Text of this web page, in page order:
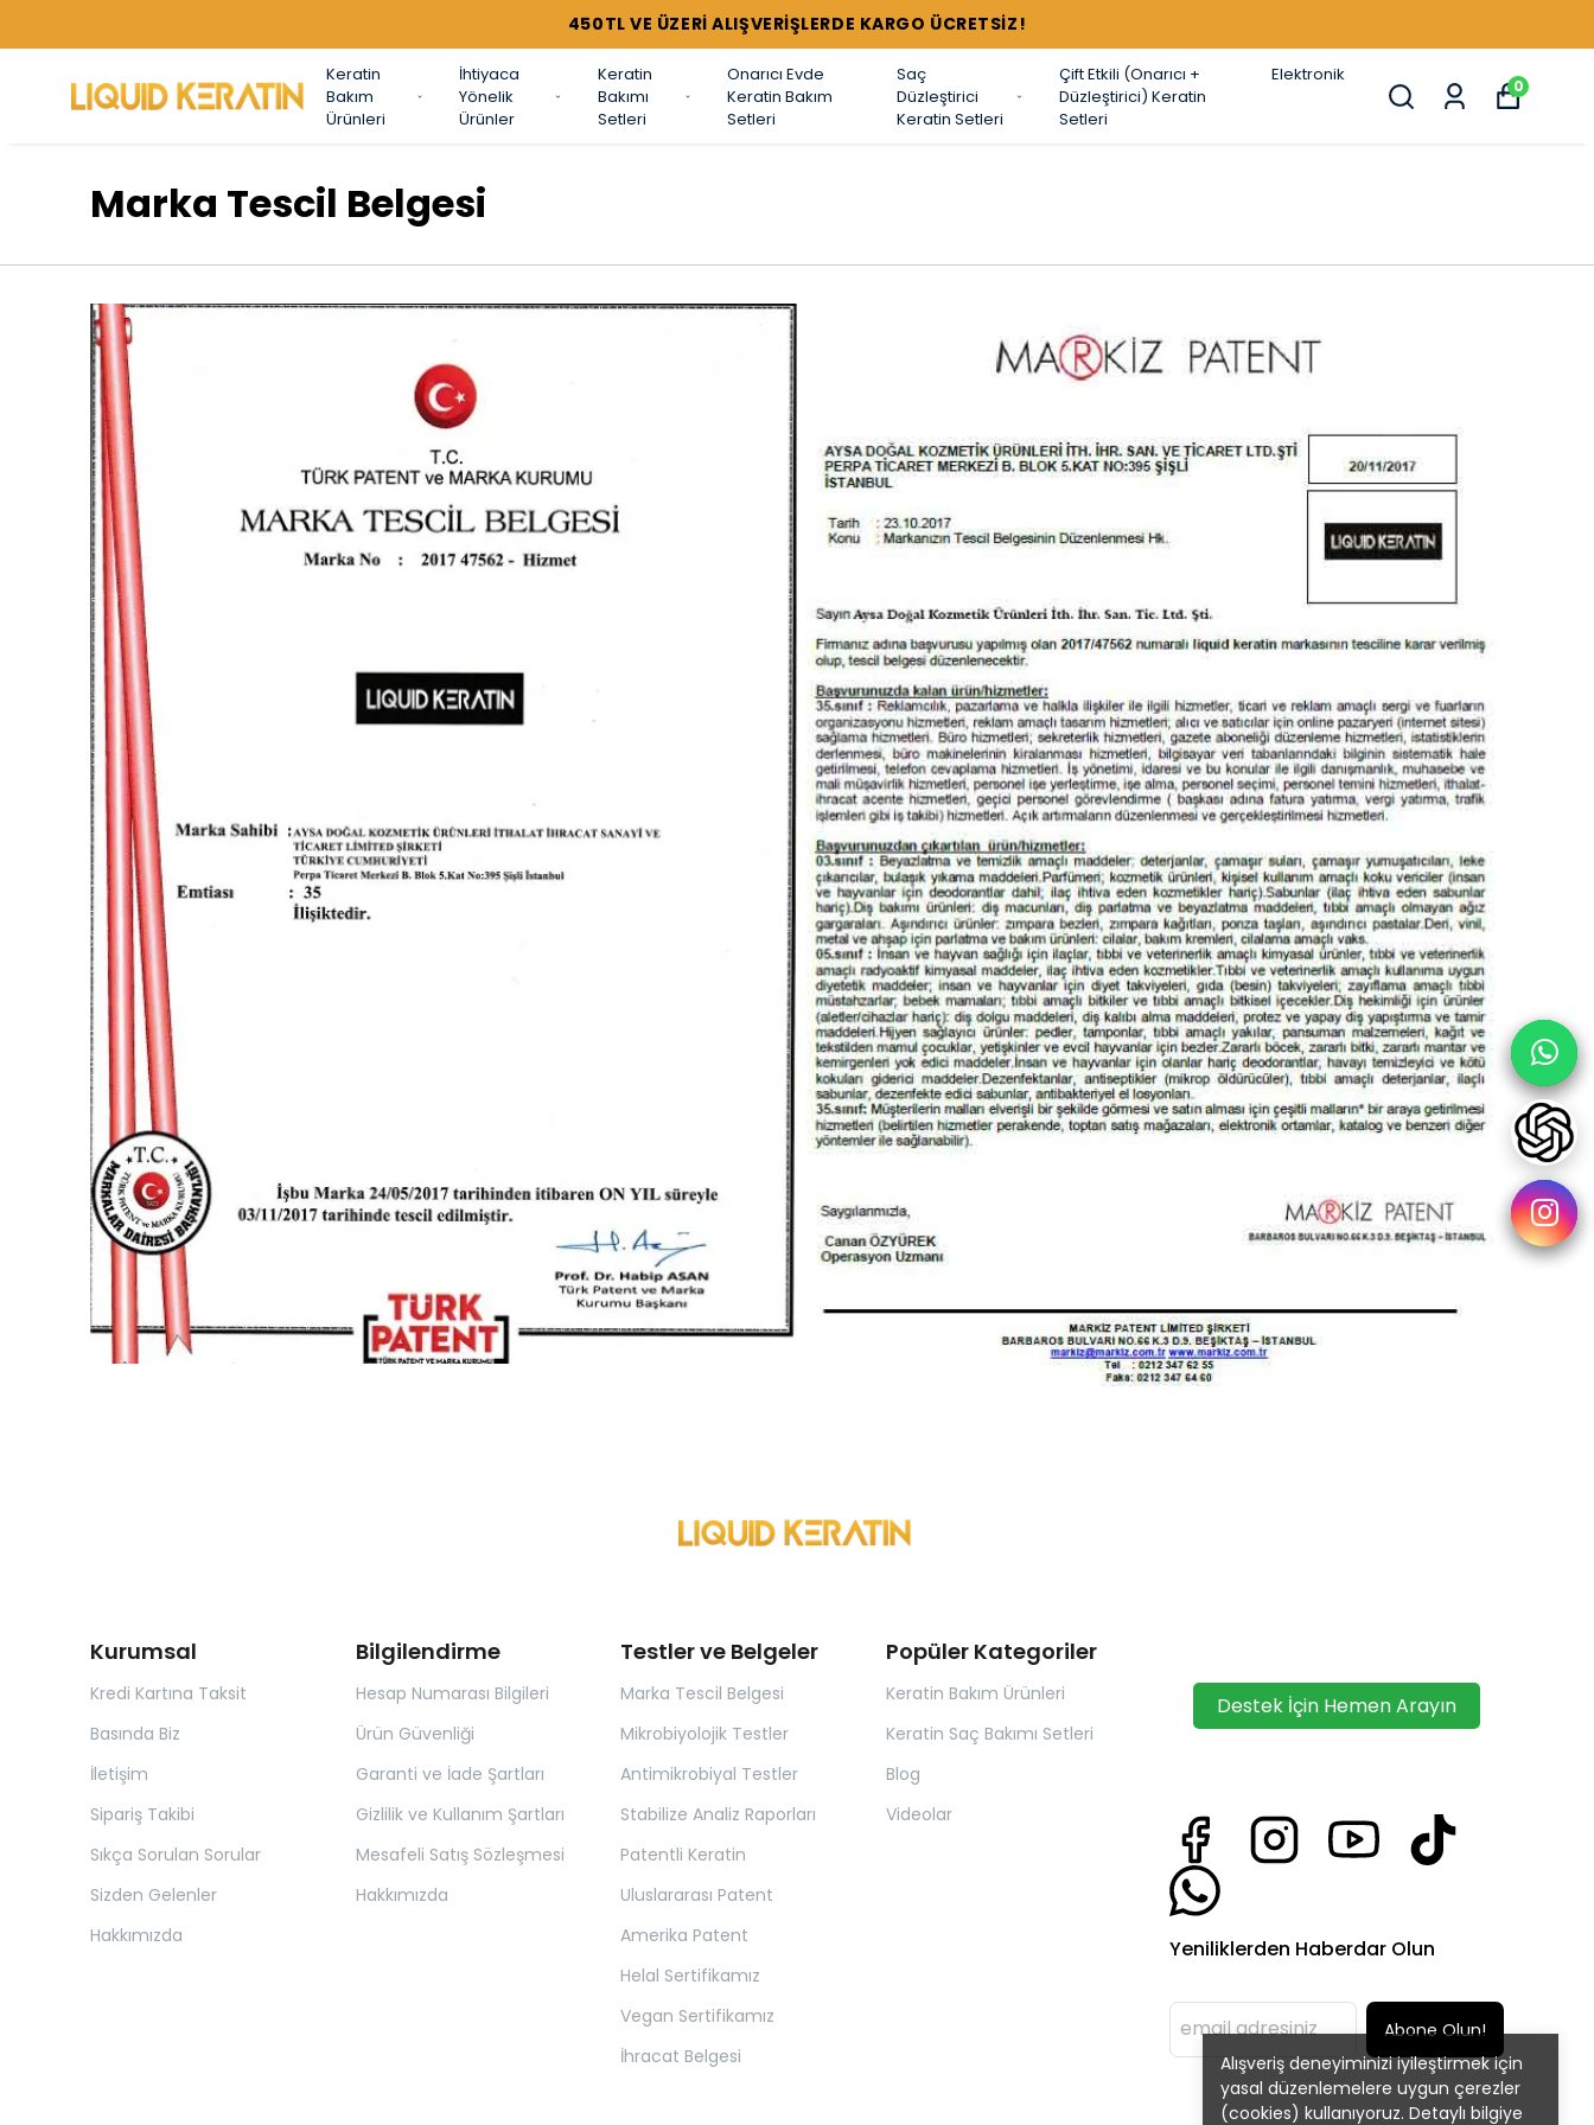
450TL VE ÜZERİ ALIŞVERİŞLERDE KARGO ÜCRETSİZ!
Keratin
Bakım
Ürünleri
İhtiyaca
Yönelik
Ürünler
Keratin
Bakımı
Setleri
Onarıcı Evde
Keratin Bakım
Setleri
Saç
Düzleştirici
Keratin Setleri
Çift Etkili (Onarıcı +
Düzleştirici) Keratin
Setleri
Elektronik
0
Alışveriş deneyiminizi iyileştirmek için
yasal düzenlemelere uygun çerezler
(cookies) kullanıyoruz. Detaylı bilgiye
Marka Tescil Belgesi
Kurumsal
Kredi Kartına Taksit
Basında Biz
İletişim
Sipariş Takibi
Sıkça Sorulan Sorular
Sizden Gelenler
Hakkımızda
Bilgilendirme
Hesap Numarası Bilgileri
Ürün Güvenliği
Garanti ve İade Şartları
Gizlilik ve Kullanım Şartları
Mesafeli Satış Sözleşmesi
Hakkımızda
Testler ve Belgeler
Marka Tescil Belgesi
Mikrobiyolojik Testler
Antimikrobiyal Testler
Stabilize Analiz Raporları
Patentli Keratin
Uluslararası Patent
Amerika Patent
Helal Sertifikamız
Vegan Sertifikamız
İhracat Belgesi
Popüler Kategoriler
Keratin Bakım Ürünleri
Keratin Saç Bakımı Setleri
Blog
Videolar
Destek İçin Hemen Arayın
Yeniliklerden Haberdar Olun
Abone Olun!